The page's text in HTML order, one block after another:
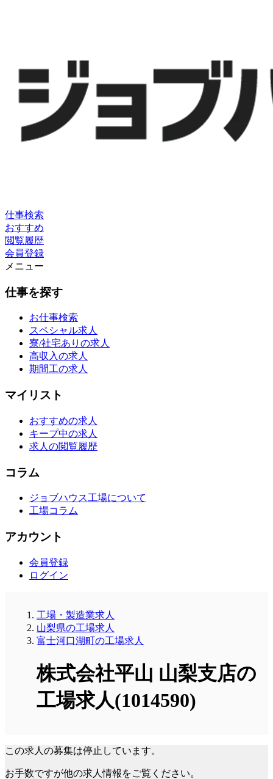
仕事検索
おすすめ
閲覧履歴
会員登録
メニュー
仕事を探す
お仕事検索
スペシャル求人
寮/社宅ありの求人
高収入の求人
期間工の求人
マイリスト
おすすめの求人
キープ中の求人
求人の閲覧履歴
コラム
ジョブハウス工場について
工場コラム
アカウント
会員登録
ログイン
工場・製造業求人
山梨県の工場求人
富士河口湖町の工場求人
株式会社平山 山梨支店の
工場求人(1014590)
この求人の募集は停止しています。
お手数ですが他の求人情報をご覧ください。